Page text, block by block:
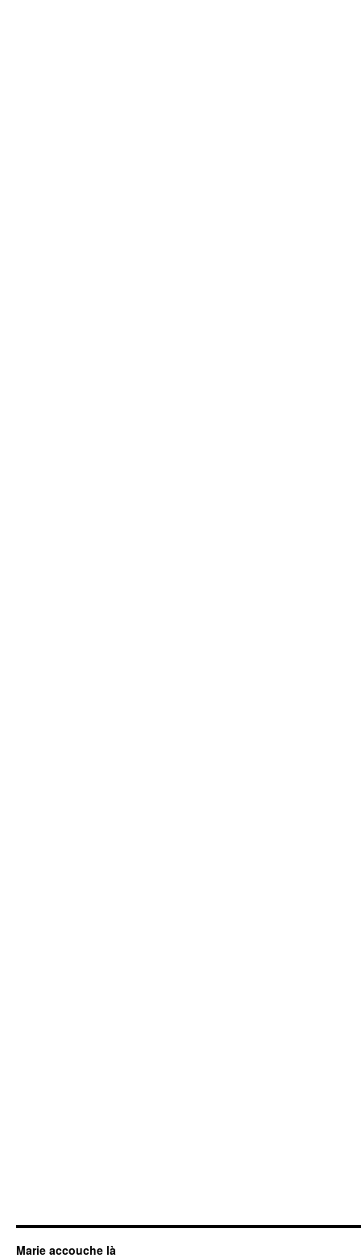
Marie accouche là